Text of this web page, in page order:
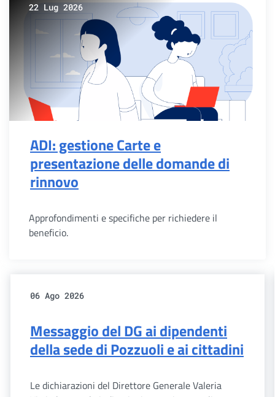
22 Lug 2026
ADI: gestione Carte e
presentazione delle domande di
rinnovo
Approfondimenti e specifiche per richiedere il
beneficio.
06 Ago 2026
Messaggio del DG ai dipendenti
della sede di Pozzuoli e ai cittadini
Le dichiarazioni del Direttore Generale Valeria